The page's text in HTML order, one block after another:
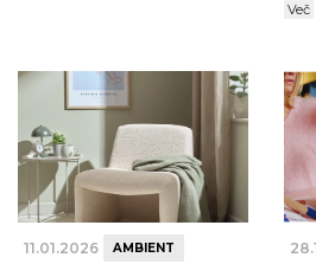
Več
11.01.2026 AMBIENT